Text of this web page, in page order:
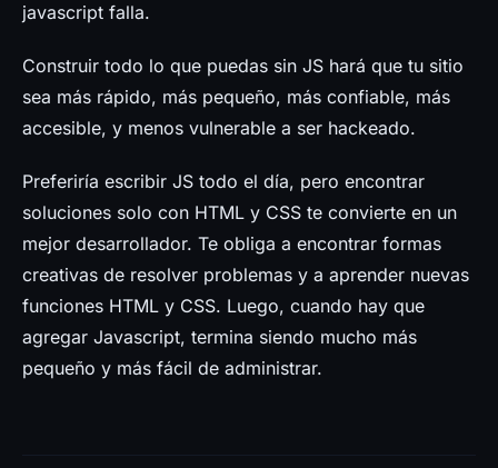
javascript falla.
Construir todo lo que puedas sin JS hará que tu sitio
sea más rápido, más pequeño, más confiable, más
accesible, y menos vulnerable a ser hackeado.
Preferiría escribir JS todo el día, pero encontrar
soluciones solo con HTML y CSS te convierte en un
mejor desarrollador. Te obliga a encontrar formas
creativas de resolver problemas y a aprender nuevas
funciones HTML y CSS. Luego, cuando hay que
agregar Javascript, termina siendo mucho más
pequeño y más fácil de administrar.